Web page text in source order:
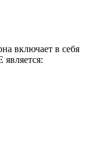
включает в себя